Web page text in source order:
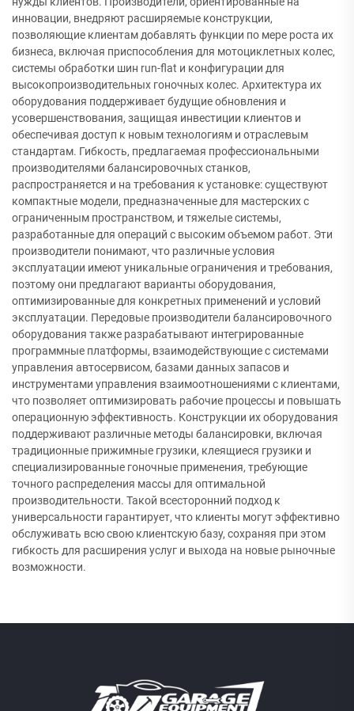
инновации, внедряют расширяемые конструкции,
позволяющие клиентам добавлять функции по мере роста их
бизнеса, включая приспособления для мотоциклетных колес,
системы обработки шин run-flat и конфигурации для
высокопроизводительных гоночных колес. Архитектура их
оборудования поддерживает будущие обновления и
усовершенствования, защищая инвестиции клиентов и
обеспечивая доступ к новым технологиям и отраслевым
стандартам. Гибкость, предлагаемая профессиональными
производителями балансировочных станков,
распространяется и на требования к установке: существуют
компактные модели, предназначенные для мастерских с
ограниченным пространством, и тяжелые системы,
разработанные для операций с высоким объемом работ. Эти
производители понимают, что различные условия
эксплуатации имеют уникальные ограничения и требования,
поэтому они предлагают варианты оборудования,
оптимизированные для конкретных применений и условий
эксплуатации. Передовые производители балансировочного
оборудования также разрабатывают интегрированные
программные платформы, взаимодействующие с системами
управления автосервисом, базами данных запасов и
инструментами управления взаимоотношениями с клиентами,
что позволяет оптимизировать рабочие процессы и повышать
операционную эффективность. Конструкции их оборудования
поддерживают различные методы балансировки, включая
традиционные прижимные грузики, клеящиеся грузики и
специализированные гоночные применения, требующие
точного распределения массы для оптимальной
производительности. Такой всесторонний подход к
универсальности гарантирует, что клиенты могут эффективно
обслуживать всю свою клиентскую базу, сохраняя при этом
гибкость для расширения услуг и выхода на новые рыночные
возможности.